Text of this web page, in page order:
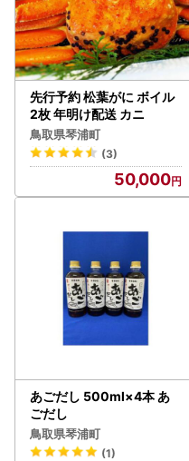
先行予約 松葉がに ボイル
2枚 年明け配送 カニ
鳥取県琴浦町
(3)
50,000
あごだし 500ml×4本 あ
ごだし
鳥取県琴浦町
(1)